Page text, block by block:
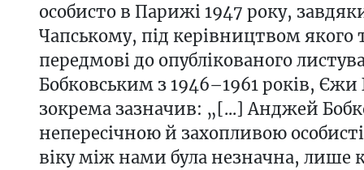
особисто в Парижі 1947 року,
Чапському, під керівництвом якого
передмові до опублікованого
Бобковським з 1946–1961 років, Єжи
зокрема зазначив: „[...] Анджей
непересічною й захопливою
віку між нами була незначна, лише